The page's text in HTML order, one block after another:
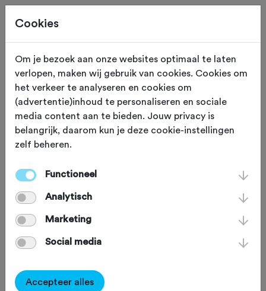
Deze tocht heeft reeds plaatsgevonden op 7-6-2026.
ZONDAG 7 JUN
Tocht van Nix
Racefiets
Omgeving
Route
Cookies
Om je bezoek aan onze websites optimaal te laten
verlopen, maken wij gebruik van cookies. Cookies om
het verkeer te analyseren en cookies om
(advertentie)inhoud te personaliseren en sociale
media content aan te bieden. Jouw privacy is
belangrijk, daarom kun je deze cookie-instellingen
zelf beheren.
Functioneel
Analytisch
Marketing
Social media
Accepteer alles